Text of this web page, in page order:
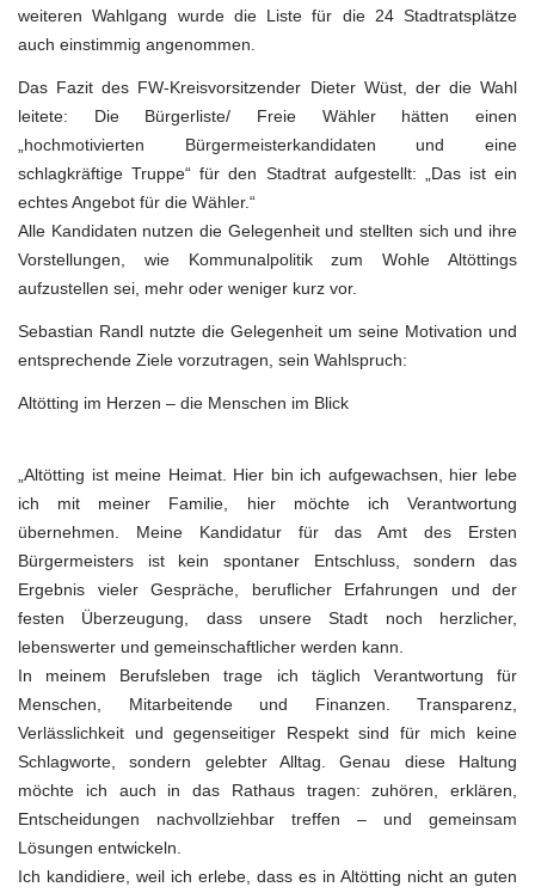
weiteren Wahlgang wurde die Liste für die 24 Stadtratsplätze
auch einstimmig angenommen.
Das Fazit des FW-Kreisvorsitzender Dieter Wüst, der die Wahl
leitete: Die Bürgerliste/ Freie Wähler hätten einen
„hochmotivierten Bürgermeisterkandidaten und eine
schlagkräftige Truppe“ für den Stadtrat aufgestellt: „Das ist ein
echtes Angebot für die Wähler.“
Alle Kandidaten nutzen die Gelegenheit und stellten sich und ihre
Vorstellungen, wie Kommunalpolitik zum Wohle Altöttings
aufzustellen sei, mehr oder weniger kurz vor.
Sebastian Randl nutzte die Gelegenheit um seine Motivation und
entsprechende Ziele vorzutragen, sein Wahlspruch:
Altötting im Herzen – die Menschen im Blick
„Altötting ist meine Heimat. Hier bin ich aufgewachsen, hier lebe
ich mit meiner Familie, hier möchte ich Verantwortung
übernehmen. Meine Kandidatur für das Amt des Ersten
Bürgermeisters ist kein spontaner Entschluss, sondern das
Ergebnis vieler Gespräche, beruflicher Erfahrungen und der
festen Überzeugung, dass unsere Stadt noch herzlicher,
lebenswerter und gemeinschaftlicher werden kann.
In meinem Berufsleben trage ich täglich Verantwortung für
Menschen, Mitarbeitende und Finanzen. Transparenz,
Verlässlichkeit und gegenseitiger Respekt sind für mich keine
Schlagworte, sondern gelebter Alltag. Genau diese Haltung
möchte ich auch in das Rathaus tragen: zuhören, erklären,
Entscheidungen nachvollziehbar treffen – und gemeinsam
Lösungen entwickeln.
Ich kandidiere, weil ich erlebe, dass es in Altötting nicht an guten